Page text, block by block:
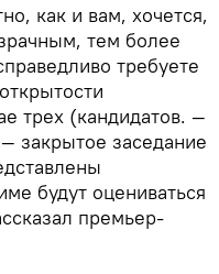
как и вам, хочется,
тем более
требуете
трех (кандидатов. —
закрытое заседание
будут оцениваться
премьер-